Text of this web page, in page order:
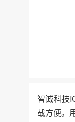
智诚科技
载方便。